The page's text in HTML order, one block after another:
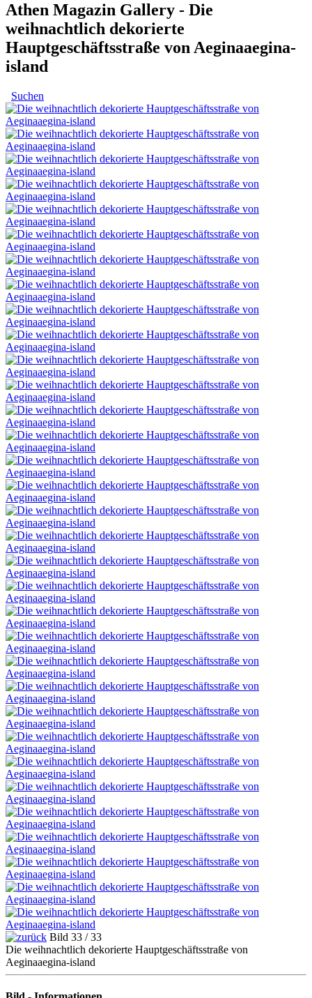
Athen Magazin Gallery - Die
weihnachtlich dekorierte
Hauptgeschäftsstraße von Aeginaaegina-
island
Suchen
Bild 33 / 33
Die weihnachtlich dekorierte Hauptgeschäftsstraße von
Aeginaaegina-island